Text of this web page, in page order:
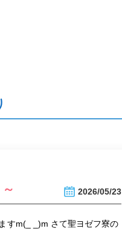
2026/05/23
すm(_ _)m さて聖ヨゼフ寮の